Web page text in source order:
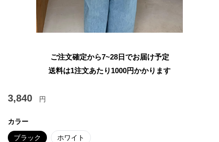
ご注文確定から7~28日でお届け予定
送料は1注文あたり 1000円かかります
3,840 円
カラー
ブラック ホワイト